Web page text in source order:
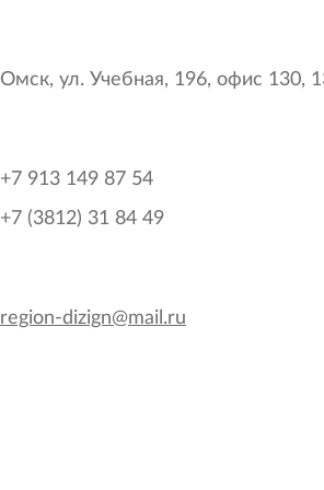
Омск, ул. Учебная, 196, офис 130,
+7 913 149 87 54
+7 (3812) 31 84 49
region-dizign@mail.ru